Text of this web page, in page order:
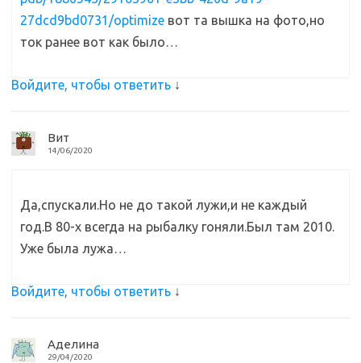
27dcd9bd0731/optimize вот та вышка на фото,но
ток ранее вот как было…
Войдите, чтобы ответить ↓
Вит
14/06/2020
Да,спускали.Но не до такой лужи,и не каждый
год.В 80-х всегда на рыбалку гоняли.Был там 2010.
Уже была лужа…
Войдите, чтобы ответить ↓
Аделина
29/04/2020